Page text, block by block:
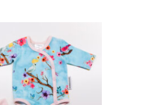
hind
oli:
113,00 €.
hind
on:
53,00 €.